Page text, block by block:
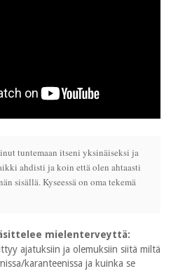
tuntemaan itseni yksinäiseksi ja
ahdisti ja koin että olen ahtaasti
sisällä. Kyseessä on oma tekemä
mielenterveyttä:
ajatuksiin ja olemuksiin siitä miltä
karanteenissa ja kuinka se